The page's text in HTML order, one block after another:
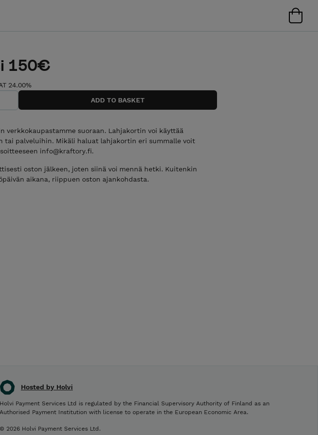
150€
24.00%
verkkokaupastamme suoraan. Lahjakortin voi käyttää
tai palveluihin. Mikäli haluat lahjakortin eri summalle voit
info@kraftory.fi.
oston jälkeen, joten siinä voi mennä hetki. Kuitenkin
aikana, riippuen oston ajankohdasta.
Hosted by Holvi
Holvi Payment Services Ltd is regulated by the Financial Supervisory Authority of Finland as an
Authorised Payment Institution with license to operate in the European Economic Area.
© 2026 Holvi Payment Services Ltd.